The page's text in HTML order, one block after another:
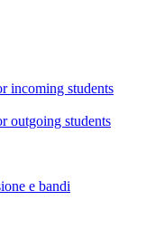
incoming students
outgoing students
e bandi